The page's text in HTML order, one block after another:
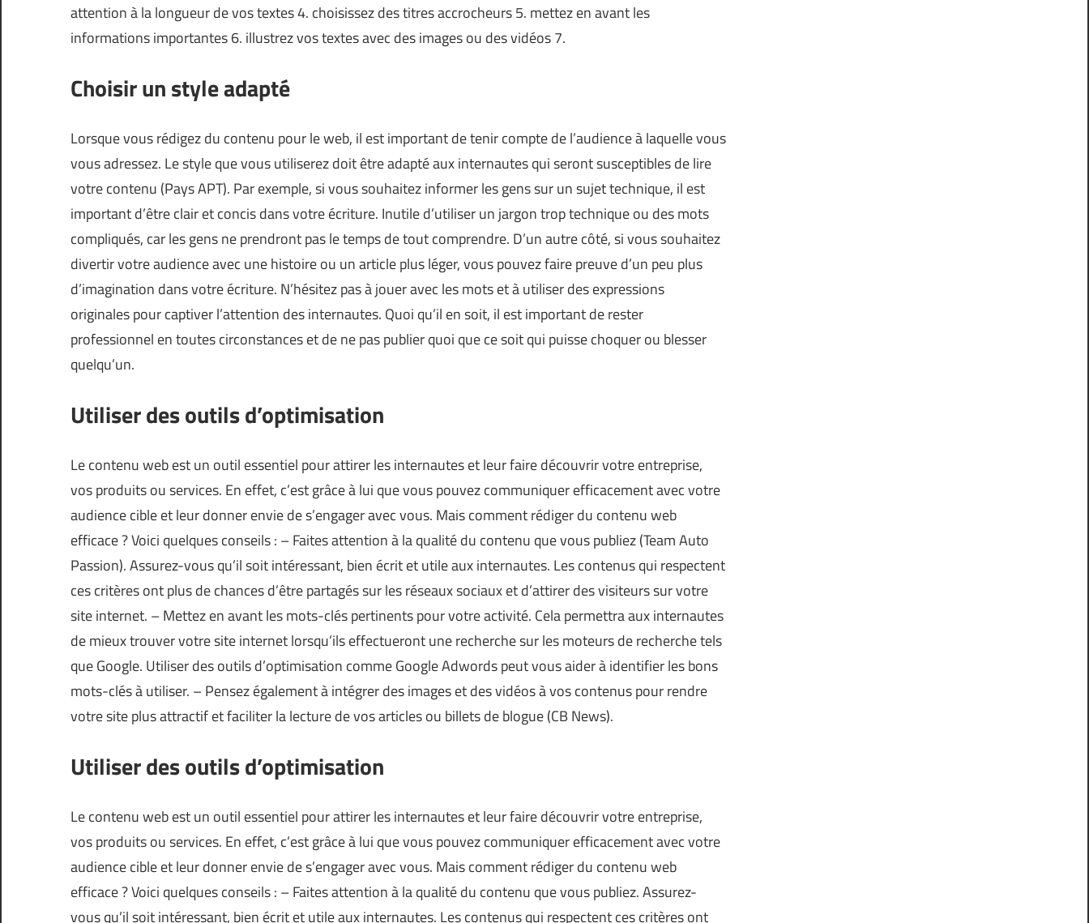
attention à la longueur de vos textes 4. choisissez des titres accrocheurs 5. mettez en avant les
informations importantes 6. illustrez vos textes avec des images ou des vidéos 7.
Choisir un style adapté
Lorsque vous rédigez du contenu pour le web, il est important de tenir compte de l’audience à laquelle vous
vous adressez. Le style que vous utiliserez doit être adapté aux internautes qui seront susceptibles de lire
votre contenu (Pays APT). Par exemple, si vous souhaitez informer les gens sur un sujet technique, il est
important d’être clair et concis dans votre écriture. Inutile d’utiliser un jargon trop technique ou des mots
compliqués, car les gens ne prendront pas le temps de tout comprendre. D’un autre côté, si vous souhaitez
divertir votre audience avec une histoire ou un article plus léger, vous pouvez faire preuve d’un peu plus
d’imagination dans votre écriture. N’hésitez pas à jouer avec les mots et à utiliser des expressions
originales pour captiver l’attention des internautes. Quoi qu’il en soit, il est important de rester
professionnel en toutes circonstances et de ne pas publier quoi que ce soit qui puisse choquer ou blesser
quelqu’un.
Utiliser des outils d’optimisation
Le contenu web est un outil essentiel pour attirer les internautes et leur faire découvrir votre entreprise,
vos produits ou services. En effet, c’est grâce à lui que vous pouvez communiquer efficacement avec votre
audience cible et leur donner envie de s’engager avec vous. Mais comment rédiger du contenu web
efficace ? Voici quelques conseils : – Faites attention à la qualité du contenu que vous publiez (Team Auto
Passion). Assurez-vous qu’il soit intéressant, bien écrit et utile aux internautes. Les contenus qui respectent
ces critères ont plus de chances d’être partagés sur les réseaux sociaux et d’attirer des visiteurs sur votre
site internet. – Mettez en avant les mots-clés pertinents pour votre activité. Cela permettra aux internautes
de mieux trouver votre site internet lorsqu’ils effectueront une recherche sur les moteurs de recherche tels
que Google. Utiliser des outils d’optimisation comme Google Adwords peut vous aider à identifier les bons
mots-clés à utiliser. – Pensez également à intégrer des images et des vidéos à vos contenus pour rendre
votre site plus attractif et faciliter la lecture de vos articles ou billets de blogue (CB News).
Utiliser des outils d’optimisation
Le contenu web est un outil essentiel pour attirer les internautes et leur faire découvrir votre entreprise,
vos produits ou services. En effet, c’est grâce à lui que vous pouvez communiquer efficacement avec votre
audience cible et leur donner envie de s’engager avec vous. Mais comment rédiger du contenu web
efficace ? Voici quelques conseils : – Faites attention à la qualité du contenu que vous publiez. Assurez-
vous qu’il soit intéressant, bien écrit et utile aux internautes. Les contenus qui respectent ces critères ont